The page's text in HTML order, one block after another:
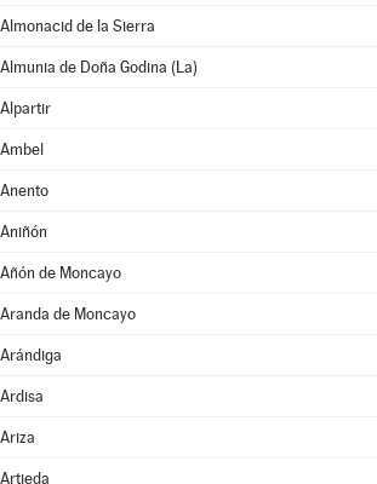
Almonacid de la Sierra
Almunia de Doña Godina (La)
Alpartir
Ambel
Anento
Aniñón
Añón de Moncayo
Aranda de Moncayo
Arándiga
Ardisa
Ariza
Artieda